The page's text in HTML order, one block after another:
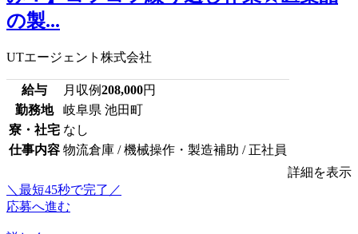
の製...
UTエージェント株式会社
給与 月収例208,000円
勤務地
岐阜県 池田町
寮・社宅 なし
仕事内容 物流倉庫 / 機械操作・製造補助 / 正社員
詳細を表示
＼最短45秒で完了／
応募へ進む